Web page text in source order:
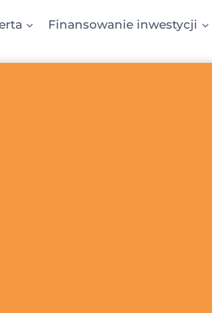
Finansowanie inwestycji